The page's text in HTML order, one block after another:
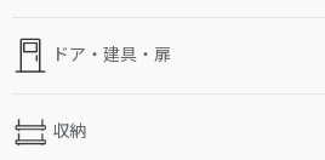
ドア・建具・扉
収納